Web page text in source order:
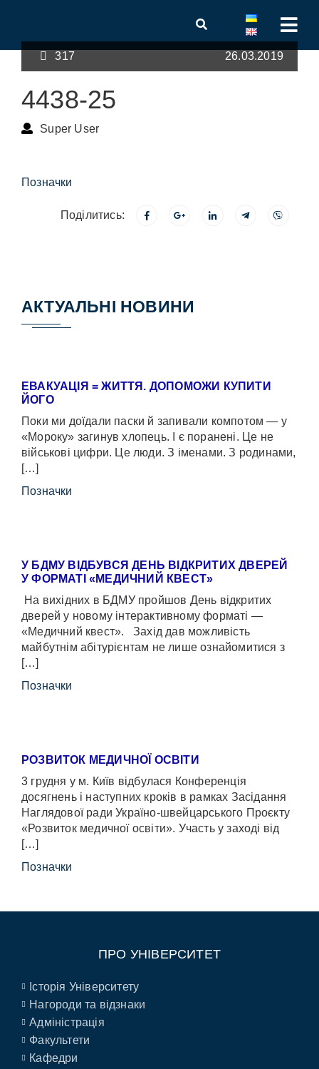
317 26.03.2019
4438-25
Super User
Позначки
Поділитись:
АКТУАЛЬНІ НОВИНИ
ЕВАКУАЦІЯ = ЖИТТЯ. ДОПОМОЖИ КУПИТИ
ЙОГО
Поки ми доїдали паски й запивали компотом — у
«Мороку» загинув хлопець. І є поранені. Це не
військові цифри. Це люди. З іменами. З родинами,
[…]
Позначки
У БДМУ ВІДБУВСЯ ДЕНЬ ВІДКРИТИХ ДВЕРЕЙ
У ФОРМАТІ «МЕДИЧНИЙ КВЕСТ»
На вихідних в БДМУ пройшов День відкритих
дверей у новому інтерактивному форматі —
«Медичний квест». Захід дав можливість
майбутнім абітурієнтам не лише ознайомитися з
[…]
Позначки
РОЗВИТОК МЕДИЧНОЇ ОСВІТИ
3 грудня у м. Київ відбулася Конференція
досягнень і наступних кроків в рамках Засідання
Наглядової ради Україно-швейцарського Проєкту
«Розвиток медичної освіти». Участь у заході від
[…]
Позначки
ПРО УНІВЕРСИТЕТ
Історія Університету
Нагороди та відзнаки
Адміністрація
Факультети
Кафедри